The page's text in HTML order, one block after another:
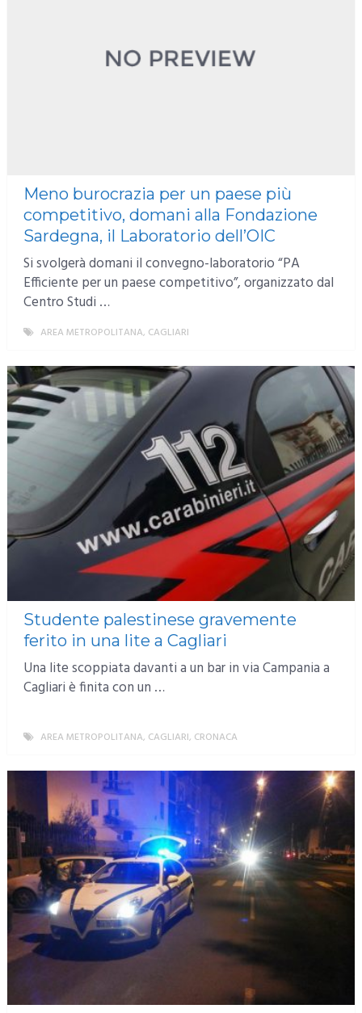
Meno burocrazia per un paese più
competitivo, domani alla Fondazione
Sardegna, il Laboratorio dell’OIC
Si svolgerà domani il convegno-laboratorio “PA
Efficiente per un paese competitivo”, organizzato dal
Centro Studi …
AREA METROPOLITANA, CAGLIARI
Studente palestinese gravemente
ferito in una lite a Cagliari
Una lite scoppiata davanti a un bar in via Campania a
Cagliari è finita con un …
AREA METROPOLITANA, CAGLIARI, CRONACA